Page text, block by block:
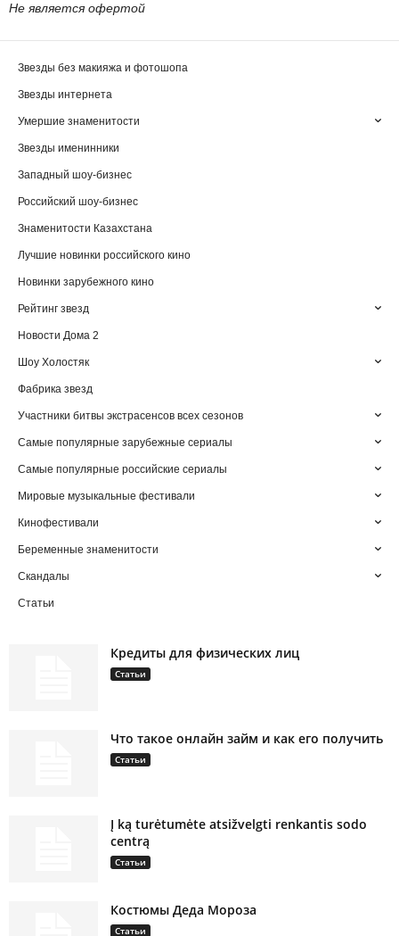
Не является офертой
Звезды без макияжа и фотошопа
Звезды интернета
Умершие знаменитости
Звезды именинники
Западный шоу-бизнес
Российский шоу-бизнес
Знаменитости Казахстана
Лучшие новинки российского кино
Новинки зарубежного кино
Рейтинг звезд
Новости Дома 2
Шоу Холостяк
Фабрика звезд
Участники битвы экстрасенсов всех сезонов
Самые популярные зарубежные сериалы
Самые популярные российские сериалы
Мировые музыкальные фестивали
Кинофестивали
Беременные знаменитости
Скандалы
Статьи
Кредиты для физических лиц
Статьи
Что такое онлайн займ и как его получить
Статьи
Į ką turėtumėte atsižvelgti renkantis sodo
centrą
Статьи
Костюмы Деда Мороза
Статьи